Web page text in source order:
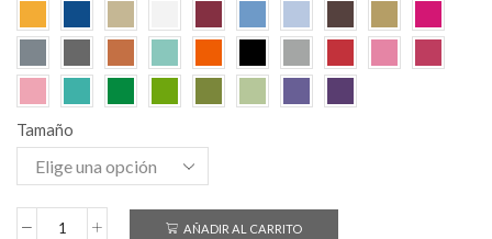
Tamaño
AÑADIR AL CARRITO